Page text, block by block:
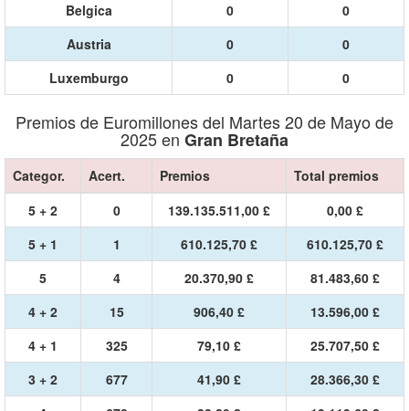
Belgica
0
0
Austria
0
0
Luxemburgo
0 0
Premios de Euromillones del Martes 20 de Mayo de
2025 en Gran Bretaña
Categor. Acert. Premios
Total premios
5 + 2
0 139.135.511,00 £
0,00 £
5 + 1
1 610.125,70 £
610.125,70 £
5
4 20.370,90 £
81.483,60 £
4 + 2
15 906,40 £
13.596,00 £
4 + 1
325 79,10 £
25.707,50 £
3 + 2
677 41,90 £
28.366,30 £